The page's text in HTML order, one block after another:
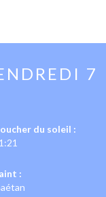
7
du soleil :
: